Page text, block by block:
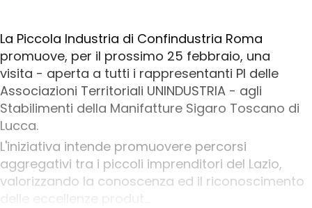
La Piccola Industria di Confindustria Roma
promuove, per il prossimo 25 febbraio, una
visita - aperta a tutti i rappresentanti PI delle
Associazioni Territoriali UNINDUSTRIA - agli
Stabilimenti della Manifatture Sigaro Toscano di
Lucca.
L'iniziativa intende promuovere percorsi
aggregativi tra i piccoli imprenditori del Lazio,
valorizzando la conoscenza ed il riconoscimento
delle eccellenze produt...